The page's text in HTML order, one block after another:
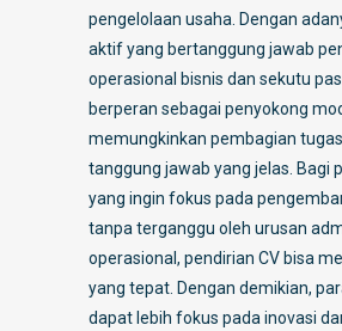
pengelolaan usaha. Dengan
aktif yang bertanggung jawab
operasional bisnis dan sekutu
berperan sebagai penyokong
memungkinkan pembagian
tanggung jawab yang jelas. Bagi
yang ingin fokus pada
tanpa terganggu oleh urusan
operasional, pendirian CV bisa
yang tepat. Dengan demikian,
dapat lebih fokus pada inovasi